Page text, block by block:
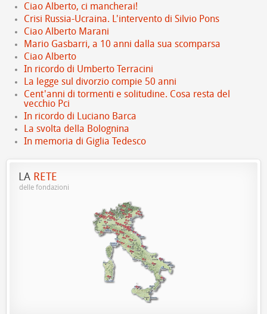
Ciao Alberto, ci mancherai!
Crisi Russia-Ucraina. L'intervento di Silvio Pons
Ciao Alberto Marani
Mario Gasbarri, a 10 anni dalla sua scomparsa
Ciao Alberto
In ricordo di Umberto Terracini
La legge sul divorzio compie 50 anni
Cent'anni di tormenti e solitudine. Cosa resta del
vecchio Pci
In ricordo di Luciano Barca
La svolta della Bolognina
In memoria di Giglia Tedesco
LA RETE
delle fondazioni